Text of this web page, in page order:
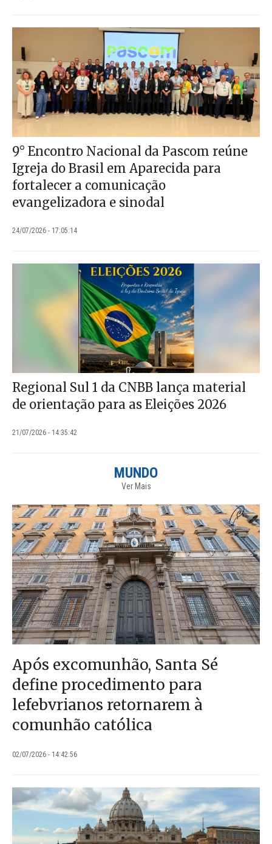
9° Encontro Nacional da Pascom reúne
Igreja do Brasil em Aparecida para
fortalecer a comunicação
evangelizadora e sinodal
24/07/2026 - 17:05:14
Regional Sul 1 da CNBB lança material
de orientação para as Eleições 2026
21/07/2026 - 14:35:42
MUNDO
Ver Mais
Após excomunhão, Santa Sé
define procedimento para
lefebvrianos retornarem à
comunhão católica
02/07/2026 - 14:42:56